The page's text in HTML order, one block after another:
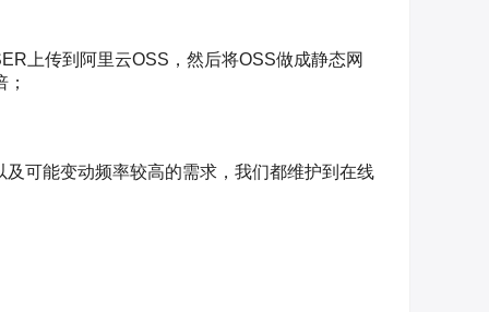
上传到阿里云OSS，然后将OSS做成静态网
可能变动频率较高的需求，我们都维护到在线